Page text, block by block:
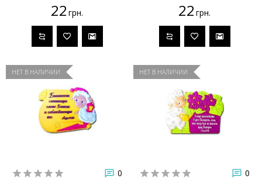
22 грн. 22 грн.
НЕТ В НАЛИЧИИ
0
НЕТ В НАЛИЧИИ
0